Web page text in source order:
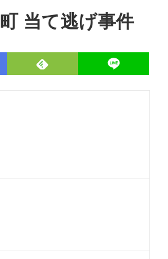
当て逃げ事件
line